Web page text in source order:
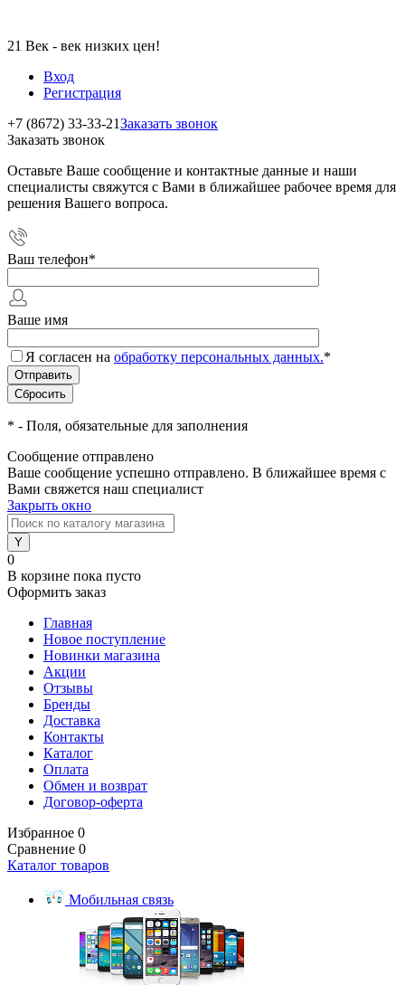
21 Век - век низких цен!
Вход
Регистрация
+7 (8672) 33-33-21Заказать звонок
Заказать звонок
Оставьте Ваше сообщение и контактные данные и наши
специалисты свяжутся с Вами в ближайшее рабочее время для
решения Вашего вопроса.
Ваш телефон*
Ваше имя
Я согласен на обработку персональных данных.*
* - Поля, обязательные для заполнения
Сообщение отправлено
Ваше сообщение успешно отправлено. В ближайшее время с
Вами свяжется наш специалист
Закрыть окно
0
В корзине пока пусто
Оформить заказ
Главная
Новое поступление
Новинки магазина
Акции
Отзывы
Бренды
Доставка
Контакты
Каталог
Оплата
Обмен и возврат
Договор-оферта
Избранное 0
Сравнение 0
Каталог товаров
Мобильная связь